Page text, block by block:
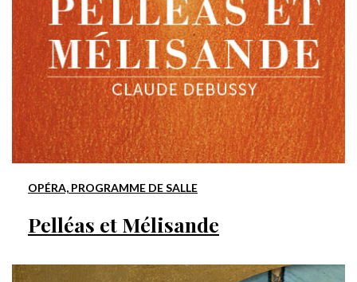
Pelléas et Mélisande
OPÉRA, PROGRAMME DE SALLE